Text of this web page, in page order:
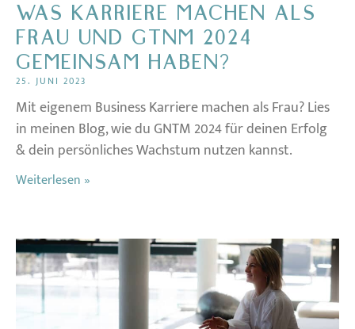
WAS KARRIERE MACHEN ALS
FRAU UND GTNM 2024
GEMEINSAM HABEN?
25. JUNI 2023
Mit eigenem Business Karriere machen als Frau? Lies
in meinen Blog, wie du GNTM 2024 für deinen Erfolg
& dein persönliches Wachstum nutzen kannst.
Weiterlesen »